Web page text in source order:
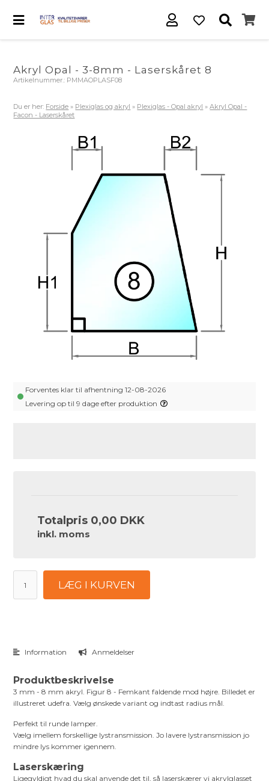
Akryl Opal - 3-8mm - Laserskåret 8
Artikelnummer.: PMMAOPLASF08
Du er her: Forside » Plexiglas og akryl » Plexiglas - Opal akryl »Akryl Opal -
Facon - Laserskåret
Forventes klar til afhentning 12-08-2026
Levering op til 9 dage efter produktion
Totalpris 0,00 DKK
inkl. moms
LÆG I KURVEN
Information Anmeldelser
Produktbeskrivelse
3 mm - 8 mm akryl. Figur 8 - Femkant faldende mod højre. Billedet er
illustreret udefra. Vælg ønskede variant og indtast radius mål.
Perfekt til runde lamper.
Vælg imellem forskellige lystransmission. Jo lavere lystransmission jo
mindre lys kommer igennem.
Laserskæring
Ligegyldigt hvad du skal anvende det til, så laserskærer vi akrylglasset